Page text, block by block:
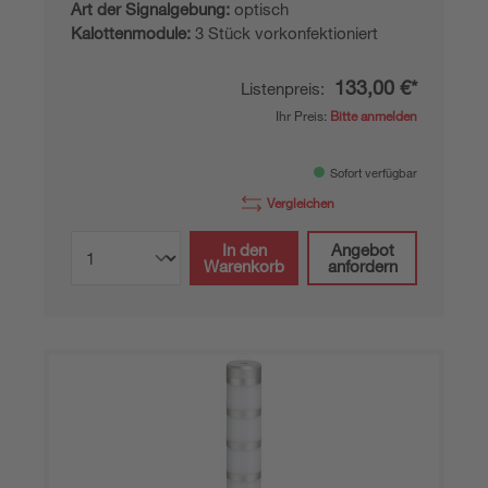
Art der Signalgebung: optisch
Kalottenmodule: 3 Stück vorkonfektioniert
Listenpreis: 133,00 €*
Ihr Preis: Bitte anmelden
Sofort verfügbar
Vergleichen
In den
Warenkorb
Angebot
anfordern